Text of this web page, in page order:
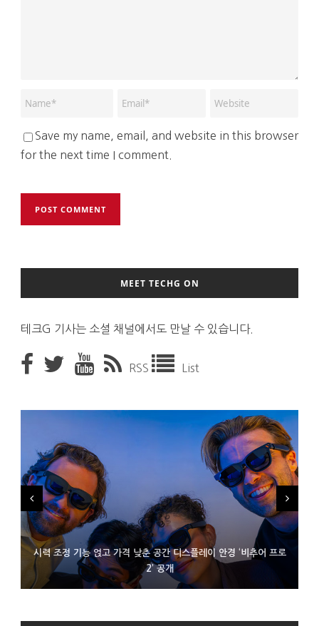
Save my name, email, and website in this browser
for the next time I comment.
MEET TECHG ON
테크G 기사는 소셜 채널에서도 만날 수 있습니다.
RSS List
시력 조정 기능 얹고 가격 낮춘 공간 디스플레이 안경 ‘비추어 프로
2’ 공개
D램 부족에 10억달러어치 아이폰18 프로세서 패키징 대기 중
300~400달러 반지형 스피커 준비하는 오픈AI